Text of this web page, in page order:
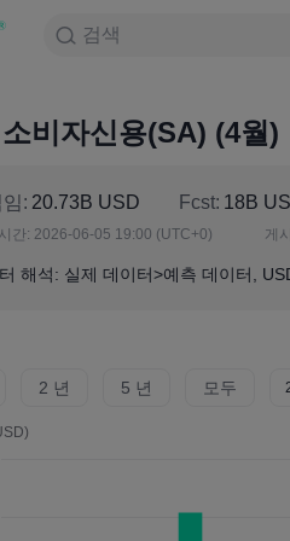
검색
비자신용(SA) (4월)
: 20.73B USD Fcst: 18B
간: 2026-06-05 19:00 (UTC+0) 게
해석: 실제 데이터>예측 데이터,
2 년 5 년 모두